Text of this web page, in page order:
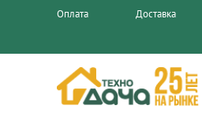
Оплата Доставка